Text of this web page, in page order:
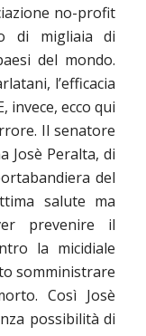
no-profit
di migliaia di
del mondo.
l’efficacia
invece, ecco qui
Il senatore
Josè Peralta, di
del
salute ma
prevenire il
la micidiale
somministrare
Così Josè
possibilità di